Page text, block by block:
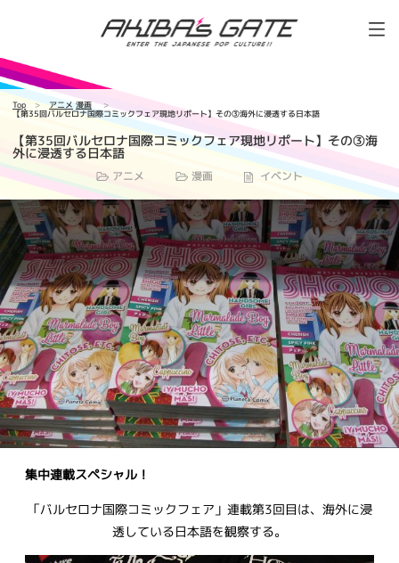
Top アニメ 漫画
【第35回バルセロナ国際コミックフェア現地リポート】その③海外に浸透する日本語
【第35回バルセロナ国際コミックフェア現地リポート】その③海
外に浸透する日本語
アニメ 漫画 イベント
集中連載スペシャル！
「バルセロナ国際コミックフェア」連載第3回目は、海外に浸
透している日本語を観察する。